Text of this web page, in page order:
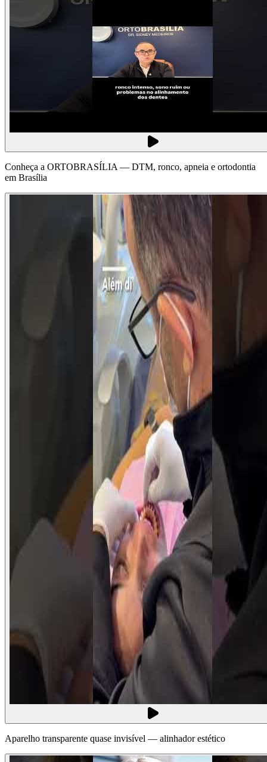
Conheça a ORTOBRASÍLIA — DTM, ronco, apneia e ortodontia
em Brasília
Aparelho transparente quase invisível — alinhador estético